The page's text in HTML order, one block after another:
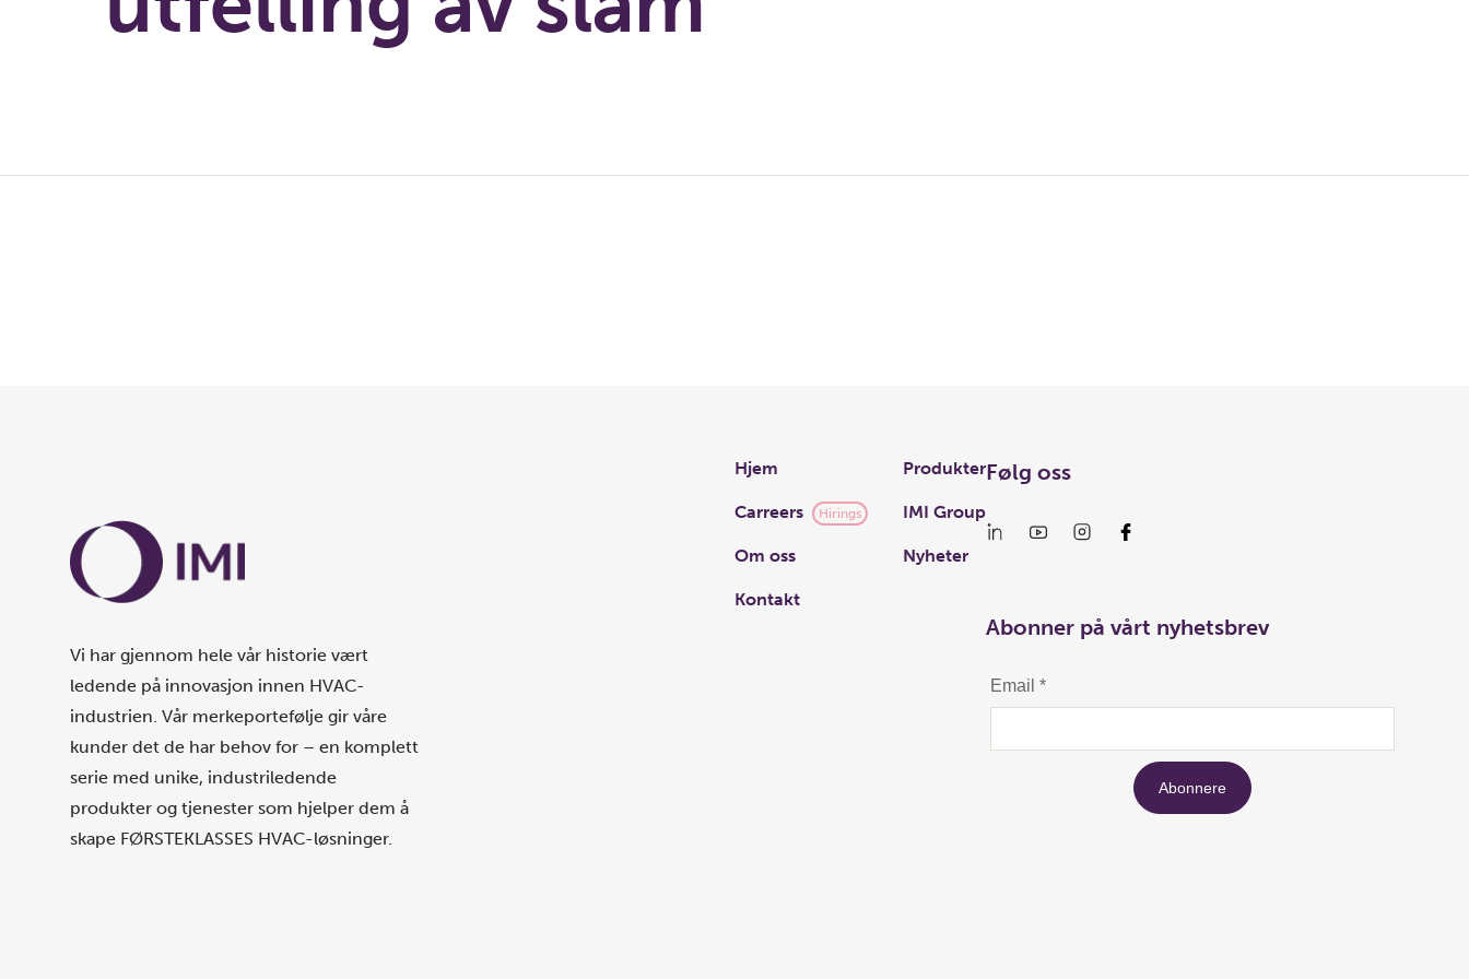
Vi har gjennom hele vår historie vært
ledende på innovasjon innen HVAC-
industrien. Vår merkeportefølje gir våre
kunder det de har behov for – en komplett
serie med unike, industriledende
produkter og tjenester som hjelper dem å
skape FØRSTEKLASSES HVAC-løsninger.
Links
Hjem Produkter
Carreers Hirings IMI Group
Om oss Nyheter
Kontakt
Følg oss
Abonner på vårt nyhetsbrev